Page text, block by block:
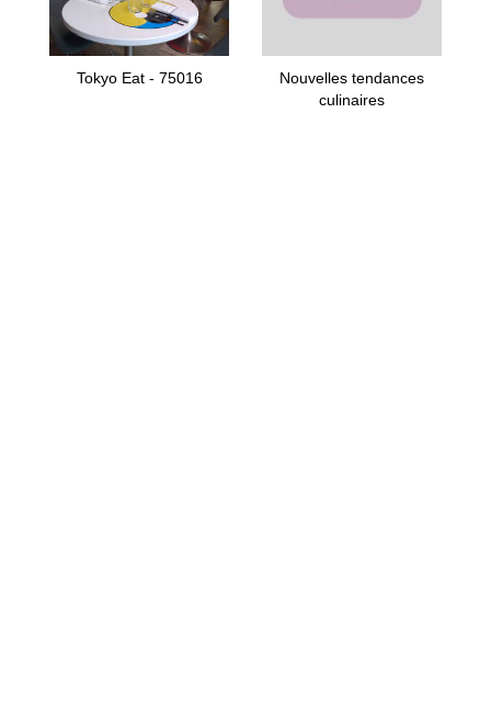
Tokyo Eat - 75016
Nouvelles tendances
culinaires